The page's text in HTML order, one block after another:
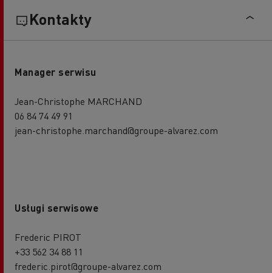
Kontakty
Manager serwisu
Jean-Christophe MARCHAND
06 84 74 49 91
jean-christophe.marchand@groupe-alvarez.com
Usługi serwisowe
Frederic PIROT
+33 562 34 88 11
frederic.pirot@groupe-alvarez.com